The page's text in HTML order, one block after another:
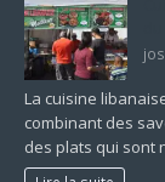
La cuisine
combinant des
des plats qui sont